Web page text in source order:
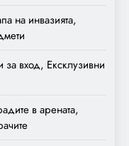
на инвазията,
вход, Ексклузивни
в арената,